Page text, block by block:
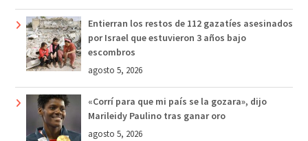
Entierran los restos de 112 gazatíes asesinados
por Israel que estuvieron 3 años bajo
escombros
agosto 5, 2026
«Corrí para que mi país se la gozara», dijo
Marileidy Paulino tras ganar oro
agosto 5, 2026